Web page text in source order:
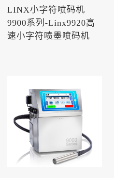
LINX小字符喷码机
9900系列-Linx9920高
速小字符喷墨喷码机